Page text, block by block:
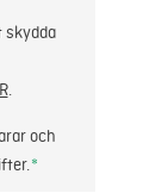
och
*
skydda
.